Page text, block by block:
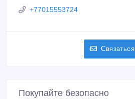
+77015553724
Связаться
Покупайте безопасно